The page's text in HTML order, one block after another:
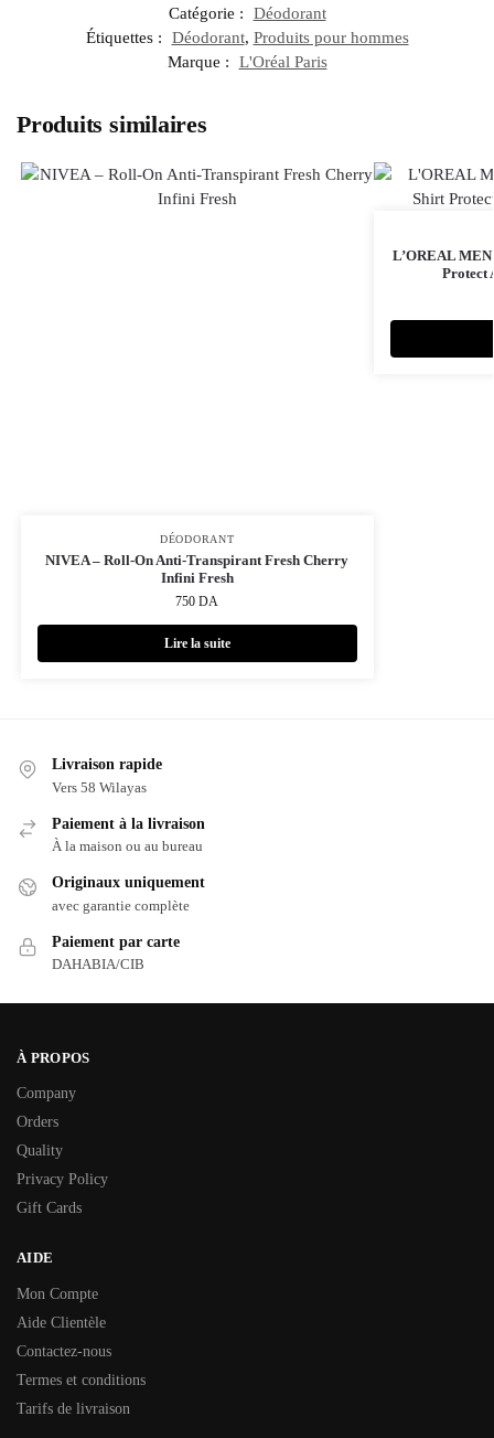
Catégorie :
Déodorant
Étiquettes :
Déodorant, Produits pour hommes
Marque :
L'Oréal Paris
Produits similaires
DÉODORANT
NIVEA – Roll-On Anti-Transpirant Fresh Cherry
Infini Fresh
750DA
Lire la suite
L’OREAL
Protect
Livraison rapide
Vers 58 Wilayas
Paiement à la livraison
À la maison ou au bureau
Originaux uniquement
avec garantie complète
Paiement par carte
DAHABIA/CIB
À PROPOS
Company
Orders
Quality
Privacy Policy
Gift Cards
AIDE
Mon Compte
Aide Clientèle
Contactez-nous
Termes et conditions
Tarifs de livraison